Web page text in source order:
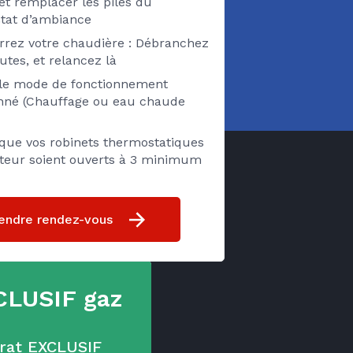
d’ambiance
votre chaudière : Débranchez
et relancez là
mode de fonctionnement
(Chauffage ou eau chaude
vos robinets thermostatiques
soient ouverts à 3 minimum
rendez-vous
gaz
EXCLUSIF